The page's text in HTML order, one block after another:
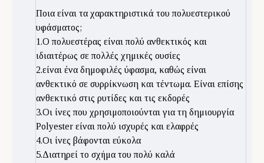
Ποια είναι τα χαρακτηριστικά του πολυεστερικού
υφάσματος;
1.Ο πολυεστέρας είναι πολύ ανθεκτικός και
ιδιαιτέρως σε πολλές χημικές ουσίες
2.είναι ένα δημοφιλές ύφασμα, καθώς είναι
ανθεκτικό σε συρρίκνωση και τέντωμα. Είναι επίσης
ανθεκτικό στις ρυτίδες και τις εκδορές
3.Οι ίνες που χρησιμοποιούνται για τη δημιουργία
Polyester είναι πολύ ισχυρές και ελαφρές
4.Οι ίνες βάφονται εύκολα
5.Διατηρεί το σχήμα του πολύ καλά